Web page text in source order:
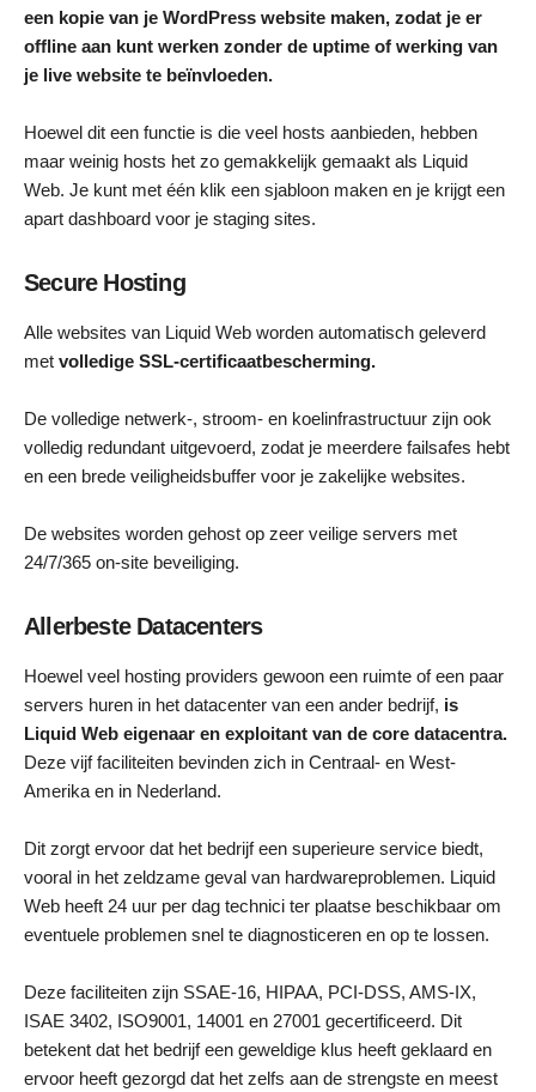
een kopie van je WordPress website maken, zodat je er
offline aan kunt werken zonder de uptime of werking van
je live website te beïnvloeden.
Hoewel dit een functie is die veel hosts aanbieden, hebben
maar weinig hosts het zo gemakkelijk gemaakt als Liquid
Web. Je kunt met één klik een sjabloon maken en je krijgt een
apart dashboard voor je staging sites.
Secure Hosting
Alle websites van Liquid Web worden automatisch geleverd
met volledige SSL-certificaatbescherming.
De volledige netwerk-, stroom- en koelinfrastructuur zijn ook
volledig redundant uitgevoerd, zodat je meerdere failsafes hebt
en een brede veiligheidsbuffer voor je zakelijke websites.
De websites worden gehost op zeer veilige servers met
24/7/365 on-site beveiliging.
Allerbeste Datacenters
Hoewel veel hosting providers gewoon een ruimte of een paar
servers huren in het datacenter van een ander bedrijf, is
Liquid Web eigenaar en exploitant van de core datacentra.
Deze vijf faciliteiten bevinden zich in Centraal- en West-
Amerika en in Nederland.
Dit zorgt ervoor dat het bedrijf een superieure service biedt,
vooral in het zeldzame geval van hardwareproblemen. Liquid
Web heeft 24 uur per dag technici ter plaatse beschikbaar om
eventuele problemen snel te diagnosticeren en op te lossen.
Deze faciliteiten zijn SSAE-16, HIPAA, PCI-DSS, AMS-IX,
ISAE 3402, ISO9001, 14001 en 27001 gecertificeerd. Dit
betekent dat het bedrijf een geweldige klus heeft geklaard en
ervoor heeft gezorgd dat het zelfs aan de strengste en meest